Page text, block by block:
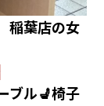
稲葉店の女
ブル💺椅子